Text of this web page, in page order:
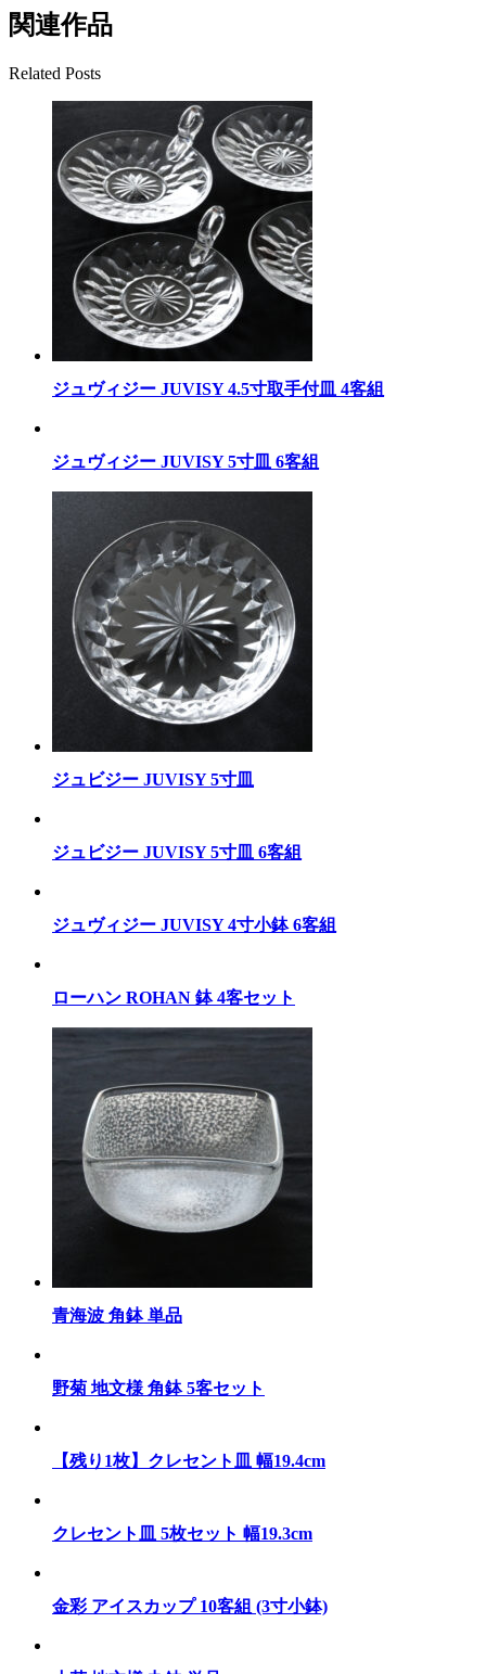
関連作品
Related Posts
ジュヴィジー JUVISY 4.5寸取手付皿 4客組
ジュヴィジー JUVISY 5寸皿 6客組
ジュビジー JUVISY 5寸皿
ジュビジー JUVISY 5寸皿 6客組
ジュヴィジー JUVISY 4寸小鉢 6客組
ローハン ROHAN 鉢 4客セット
青海波 角鉢 単品
野菊 地文様 角鉢 5客セット
【残り1枚】クレセント皿 幅19.4cm
クレセント皿 5枚セット 幅19.3cm
金彩 アイスカップ 10客組 (3寸小鉢)